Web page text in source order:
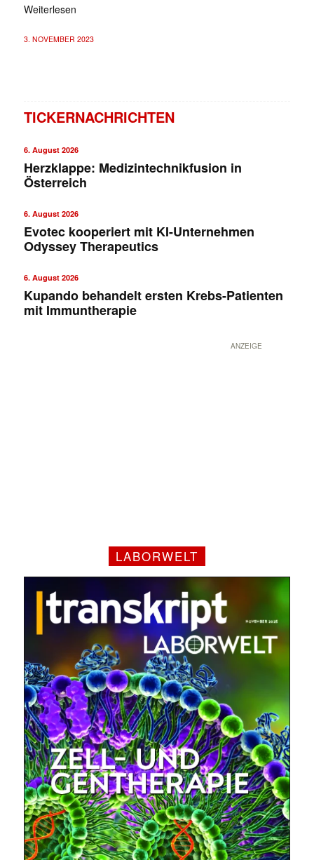
Weiterlesen
3. NOVEMBER 2023
TICKERNACHRICHTEN
6. August 2026
Herzklappe: Medizintechnikfusion in
Österreich
6. August 2026
Evotec kooperiert mit KI-Unternehmen
Odyssey Therapeutics
6. August 2026
Kupando behandelt ersten Krebs-Patienten
mit Immuntherapie
ANZEIGE
LABORWELT